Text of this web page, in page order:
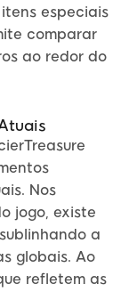
especiais
comparar
ao redor do
Nos
jogo, existe
a
globais. Ao
refletem as